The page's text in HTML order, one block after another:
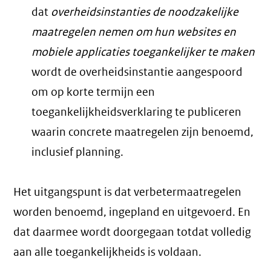
dat overheidsinstanties de noodzakelijke
maatregelen nemen om hun websites en
mobiele applicaties toegankelijker te maken
wordt de overheidsinstantie aangespoord
om op korte termijn een
toegankelijkheidsverklaring te publiceren
waarin concrete maatregelen zijn benoemd,
inclusief planning.
Het uitgangspunt is dat verbetermaatregelen
worden benoemd, ingepland en uitgevoerd. En
dat daarmee wordt doorgegaan totdat volledig
aan alle toegankelijkheids is voldaan.